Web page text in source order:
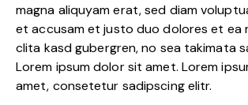
magna aliquyam erat, sed diam
et accusam et justo duo dolores et ea
clita kasd gubergren, no sea takimata
Lorem ipsum dolor sit amet. Lorem
amet, consetetur sadipscing elitr.